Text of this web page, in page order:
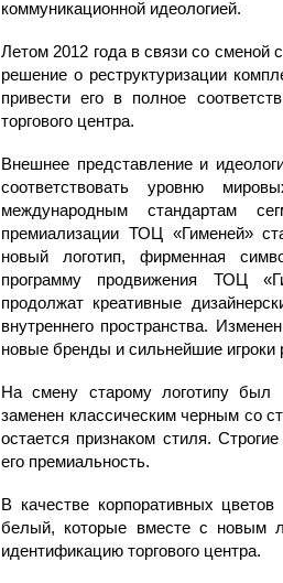
коммуникационной идеологией.
Летом 2012 года в связи со сменой
решение о реструктуризации
привести его в полное
торгового центра.
Внешнее представление и
соответствовать уровню
международным стандартам
премиализации ТОЦ «Гименей»
новый логотип, фирменная
программу продвижения ТОЦ
продолжат креативные
внутреннего пространства.
новые бренды и сильнейшие игроки
На смену старому логотипу был
заменен классическим черным со
остается признаком стиля.
его премиальность.
В качестве корпоративных
белый, которые вместе с новым
идентификацию торгового центра.